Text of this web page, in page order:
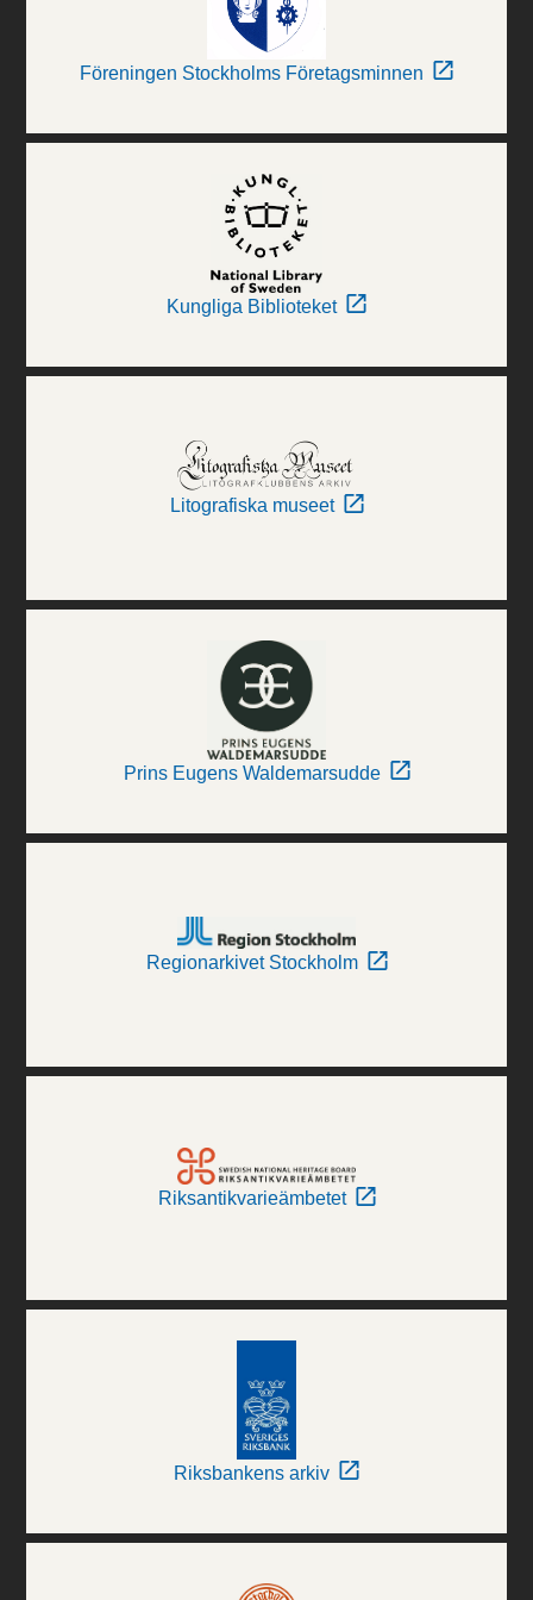
Föreningen Stockholms Företagsminnen
Kungliga Biblioteket
Litografiska museet
Prins Eugens Waldemarsudde
Regionarkivet Stockholm
Riksantikvarieämbetet
Riksbankens arkiv